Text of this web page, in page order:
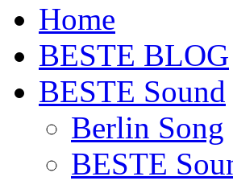
Home
BESTE BLOG
BESTE Sound
Berlin Song
BESTE